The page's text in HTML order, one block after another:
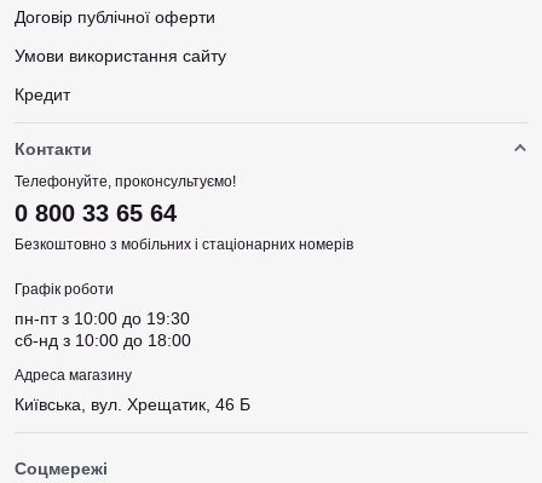
Договір публічної оферти
Умови використання сайту
Кредит
Контакти
Телефонуйте, проконсультуємо!
0 800 33 65 64
Безкоштовно з мобільних і стаціонарних номерів
Графік роботи
пн-пт з 10:00 до 19:30
сб-нд з 10:00 до 18:00
Адреса магазину
Київська, вул. Хрещатик, 46 Б
Соцмережі